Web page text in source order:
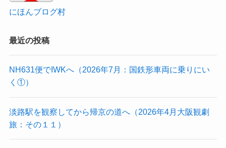
にほんブログ村
最近の投稿
NH631便でIWKへ（2026年7月：国鉄形車両に乗りにい
く①）
淡路駅を観察してから帰京の道へ（2026年4月大阪観劇
旅：その１１）